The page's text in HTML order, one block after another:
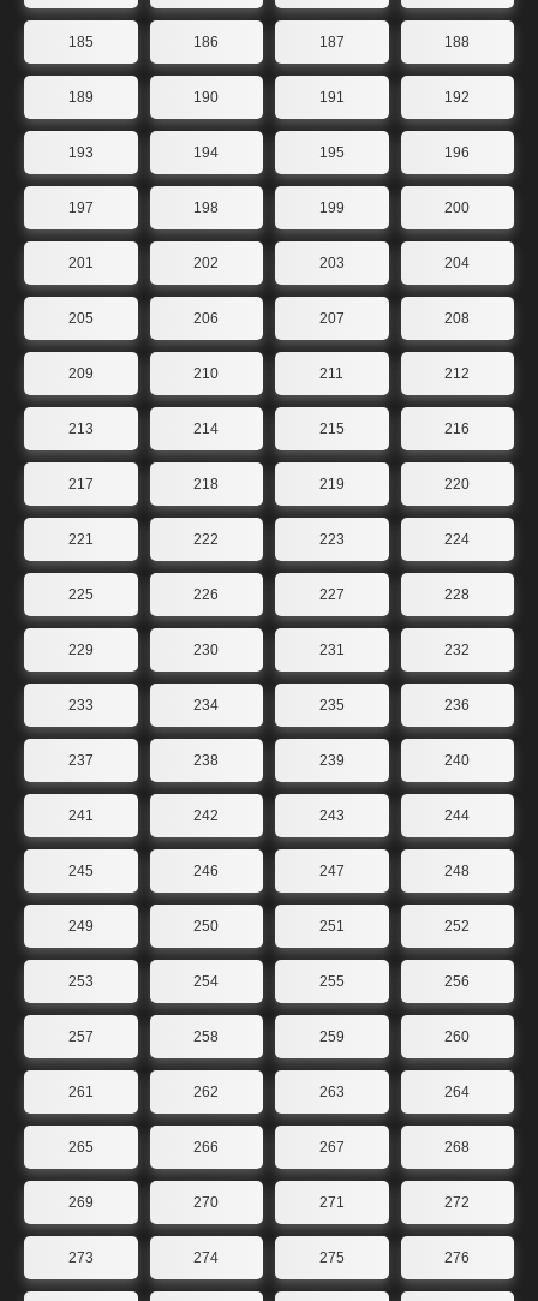
185 186 187 188
189 190 191 192
193 194 195 196
197 198 199 200
201 202 203 204
205 206 207 208
209 210 211 212
213 214 215 216
217 218 219 220
221 222 223 224
225 226 227 228
229 230 231 232
233 234 235 236
237 238 239 240
241 242 243 244
245 246 247 248
249 250 251 252
253 254 255 256
257 258 259 260
261 262 263 264
265 266 267 268
269 270 271 272
273 274 275 276